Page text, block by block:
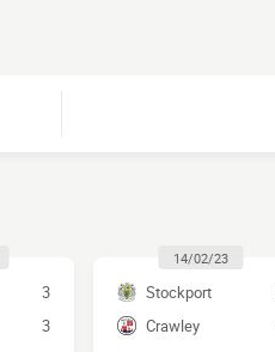
3
3
14/02/23
Stockport
Crawley